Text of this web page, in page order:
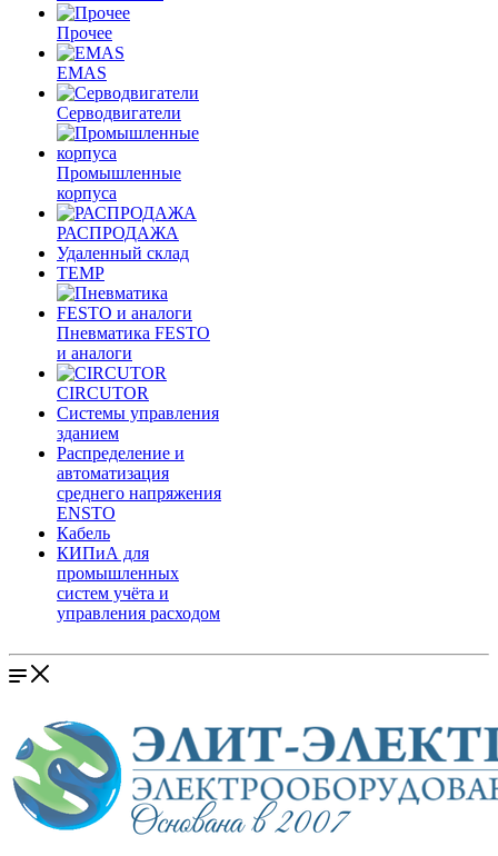
Прочее
EMAS
Cерводвигатели
Промышленные
корпуса
РАСПРОДАЖА
Удаленный склад
TEMP
Пневматика FESTO
и аналоги
CIRCUTOR
Системы управления
зданием
Распределение и
автоматизация
среднего напряжения
ENSTO
Кабель
КИПиА для
промышленных
систем учёта и
управления расходом